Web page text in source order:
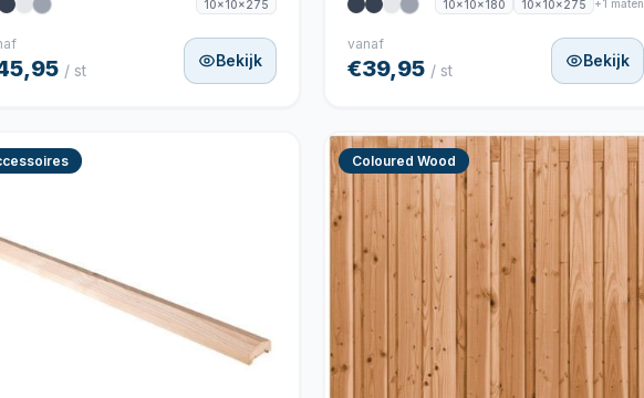
10x10x275
/ st
Bekijk
10x10x180 10x10x275 +1 maten
vanaf
€39,95 / st
Bekijk
Coloured Wood